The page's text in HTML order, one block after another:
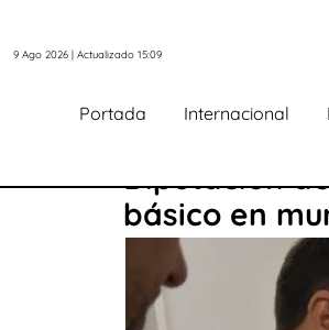
9 Ago 2026 | Actualizado 15:09
Portada Internacional
Diputación
básico en